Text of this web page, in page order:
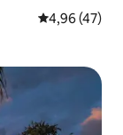
Prosječna
4,96 (47)